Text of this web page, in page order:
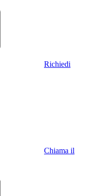
Richiedi
Chiama il